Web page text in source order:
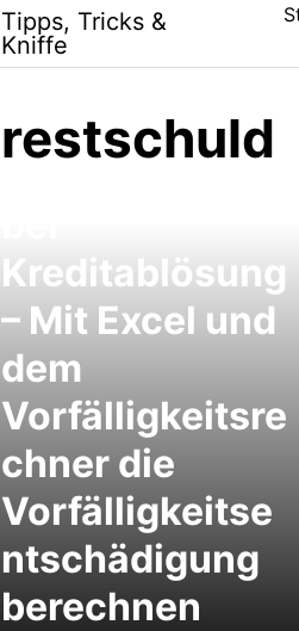
Tipps, Tricks &
Kniffe
restschuld
Kreditablösung
– Mit Excel und
dem
Vorfälligkeitsre
chner die
Vorfälligkeitse
ntschädigung
berechnen